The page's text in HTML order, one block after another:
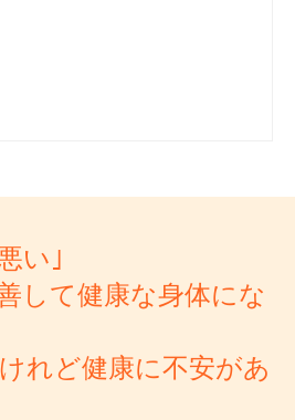
い｣
して健康な身体にな
れど健康に不安があ